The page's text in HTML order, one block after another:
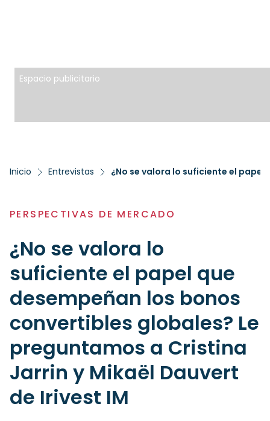
Espacio publicitario
Inicio Entrevistas
PERSPECTIVAS DE MERCADO
¿No se valora lo
suficiente el papel que
desempeñan los bonos
convertibles globales? Le
preguntamos a Cristina
Jarrin y Mikaël Dauvert
de Irivest IM